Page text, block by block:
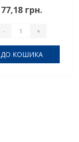
77,18 грн.
- +
ДО КОШИКА